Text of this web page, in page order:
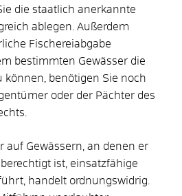
die staatlich anerkannte
ablegen. Außerdem
Fischereiabgabe
bestimmten Gewässer die
können, benötigen Sie noch
oder der Pächter des
auf Gewässern, an denen er
ist, einsatzfähige
handelt ordnungswidrig.